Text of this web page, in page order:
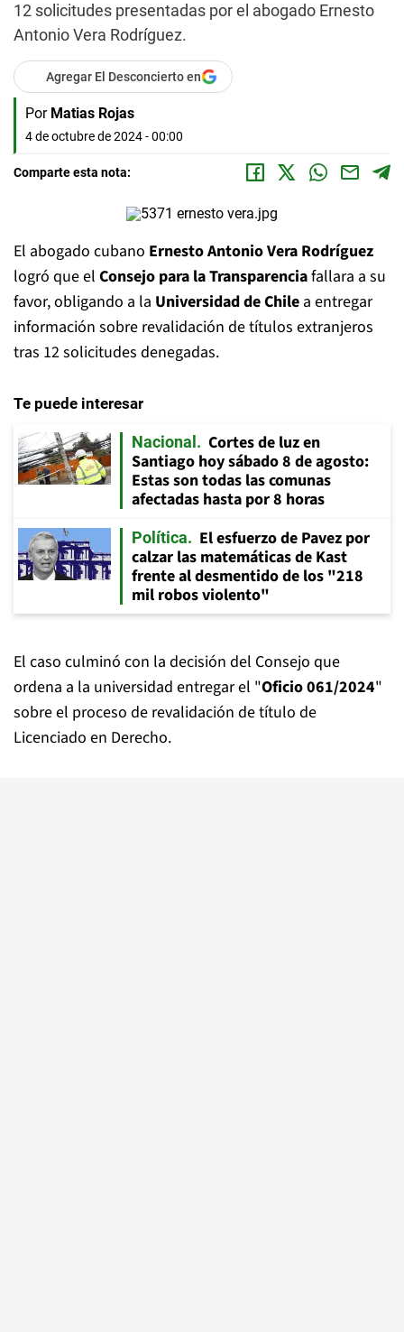
12 solicitudes presentadas por el abogado Ernesto
Antonio Vera Rodríguez.
Agregar El Desconcierto en
Por Matias Rojas
4 de octubre de 2024 - 00:00
Comparte esta nota:
El abogado cubano Ernesto Antonio Vera Rodríguez
logró que el Consejo para la Transparenciafallara a su
favor, obligando a la Universidad de Chile a entregar
información sobre revalidación de títulos extranjeros
tras 12 solicitudes denegadas.
Te puede interesar
Nacional
Cortes de luz en
Santiago hoy sábado 8 de agosto:
Estas son todas las comunas
afectadas hasta por 8 horas
Política
El esfuerzo de Pavez por
calzar las matemáticas de Kast
frente al desmentido de los "218
mil robos violento"
El caso culminó con la decisión del Consejo que
ordena a la universidad entregar el "Oficio 061/2024"
sobre el proceso de revalidación de título de
Licenciado en Derecho.